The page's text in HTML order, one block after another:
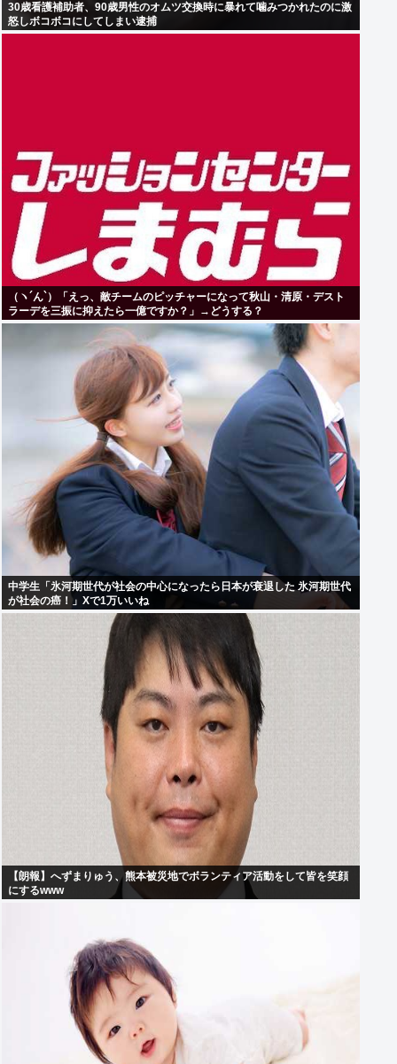
30歳看護補助者、90歳男性のオムツ交換時に暴れて噛みつかれたのに激
怒しボコボコにしてしまい逮捕
（ヽ´ん`）「えっ、敵チームのピッチャーになって秋山・清原・デスト
ラーデを三振に抑えたら一億ですか？」→どうする？
中学生「氷河期世代が社会の中心になったら日本が衰退した 氷河期世代
が社会の癌！」Xで1万いいね
【朗報】へずまりゅう、熊本被災地でボランティア活動をして皆を笑顔
にするwww